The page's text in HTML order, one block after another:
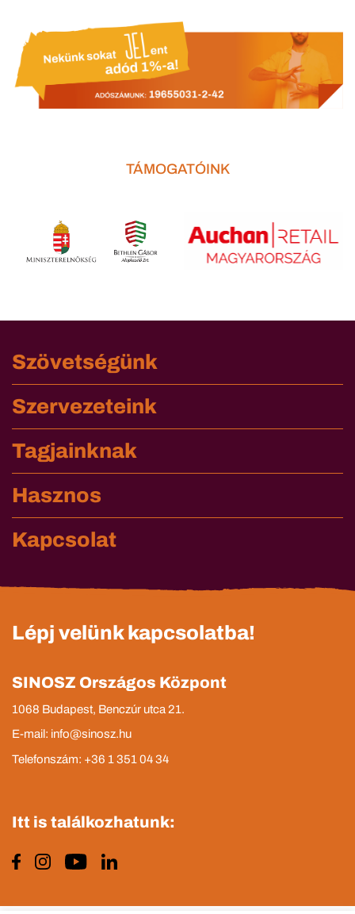
TÁMOGATÓINK
Szövetségünk
Szervezeteink
Tagjainknak
Hasznos
Kapcsolat
Lépj velünk kapcsolatba!
SINOSZ Országos Központ
1068 Budapest, Benczúr utca 21.
E-mail: info@sinosz.hu
Telefonszám: +36 1 351 04 34
Itt is találkozhatunk: